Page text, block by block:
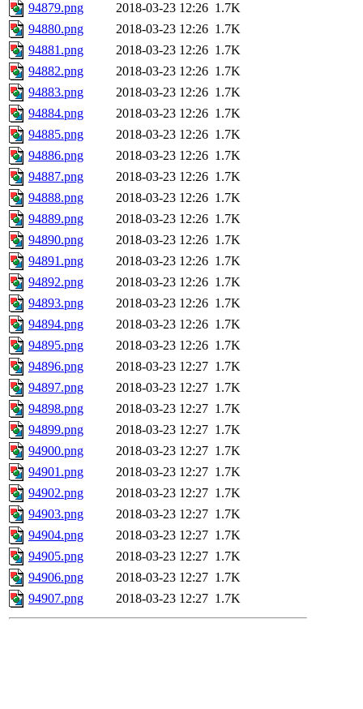
94879.png
2018-03-23 12:26 1.7K
94880.png
2018-03-23 12:26 1.7K
94881.png
2018-03-23 12:26 1.7K
94882.png
2018-03-23 12:26 1.7K
94883.png
2018-03-23 12:26 1.7K
94884.png
2018-03-23 12:26 1.7K
94885.png
2018-03-23 12:26 1.7K
94886.png
2018-03-23 12:26 1.7K
94887.png
2018-03-23 12:26 1.7K
94888.png
2018-03-23 12:26 1.7K
94889.png
2018-03-23 12:26 1.7K
94890.png
2018-03-23 12:26 1.7K
94891.png
2018-03-23 12:26 1.7K
94892.png
2018-03-23 12:26 1.7K
94893.png
2018-03-23 12:26 1.7K
94894.png
2018-03-23 12:26 1.7K
94895.png
2018-03-23 12:26 1.7K
94896.png
2018-03-23 12:27 1.7K
94897.png
2018-03-23 12:27 1.7K
94898.png
2018-03-23 12:27 1.7K
94899.png
2018-03-23 12:27 1.7K
94900.png
2018-03-23 12:27 1.7K
94901.png
2018-03-23 12:27 1.7K
94902.png
2018-03-23 12:27 1.7K
94903.png
2018-03-23 12:27 1.7K
94904.png
2018-03-23 12:27 1.7K
94905.png
2018-03-23 12:27 1.7K
94906.png
2018-03-23 12:27 1.7K
94907.png
2018-03-23 12:27 1.7K